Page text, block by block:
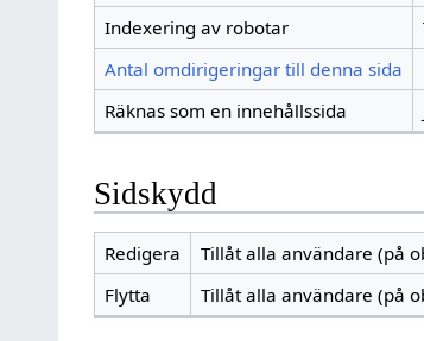
Indexering av robotar
Antal omdirigeringar till denna sida
Räknas som en innehållssida
Sidskydd
Redigera
Tillåt alla användare (på
Flytta
Tillåt alla användare (på